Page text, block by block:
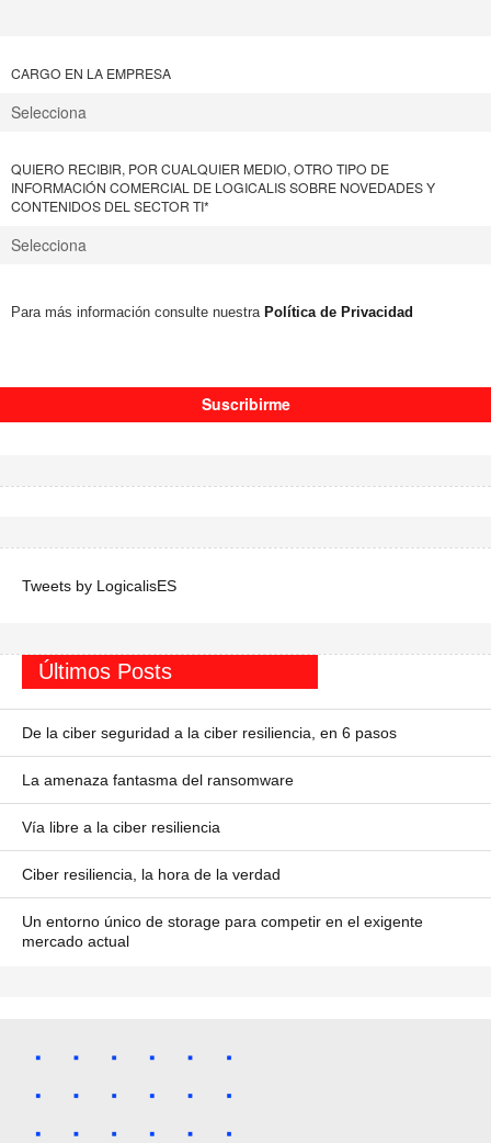
CARGO EN LA EMPRESA
QUIERO RECIBIR, POR CUALQUIER MEDIO, OTRO TIPO DE
INFORMACIÓN COMERCIAL DE LOGICALIS SOBRE NOVEDADES Y
CONTENIDOS DEL SECTOR TI*
Para más información consulte nuestraPolítica de Privacidad
Tweets by LogicalisES
Últimos Posts
De la ciber seguridad a la ciber resiliencia, en 6 pasos
La amenaza fantasma del ransomware
Vía libre a la ciber resiliencia
Ciber resiliencia, la hora de la verdad
Un entorno único de storage para competir en el exigente
mercado actual